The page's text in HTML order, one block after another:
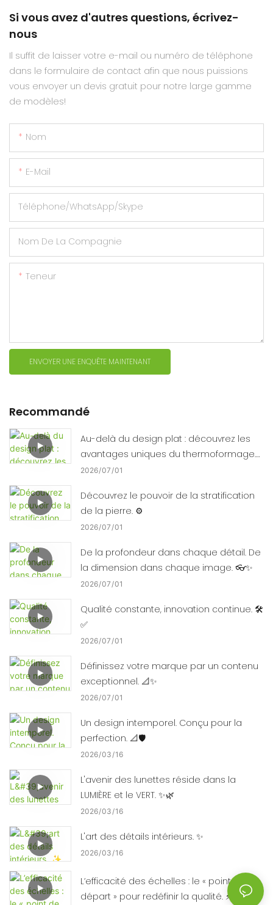
Si vous avez d'autres questions, écrivez-
nous
Il suffit de laisser votre e-mail ou numéro de téléphone
dans le formulaire de contact afin que nous puissions
vous envoyer un devis gratuit pour notre large gamme
de modèles!
Nom
E-Mail
Téléphone/WhatsApp/Skype
Nom De La Compagnie
Teneur
ENVOYER UNE ENQUÊTE MAINTENANT
Recommandé
Au-delà du design plat : découvrez les
avantages uniques du thermoformage.
🛠️📈
2026 07 01
Découvrez le pouvoir de la stratification
de la pierre. ⚙️
2026 07 01
De la profondeur dans chaque détail. De
la dimension dans chaque image. 👓✨
2026 07 01
Qualité constante, innovation continue. 🛠️
✅
2026 07 01
Définissez votre marque par un contenu
exceptionnel. 📐✨
2026 07 01
Un design intemporel. Conçu pour la
perfection. 📐🛡️
2026 03 16
L'avenir des lunettes réside dans la
LUMIÈRE et le VERT. ✨🌿
2026 03 16
L'art des détails intérieurs. ✨
2026 03 16
L’efficacité des échelles : le « point de
départ » pour redéfinir la qualité. ⚡⚙️